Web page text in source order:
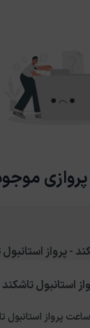
پروازی
- پرواز
استانبول تاشکند
پرواز استانبول